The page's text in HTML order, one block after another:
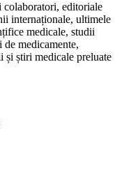
editoriale
internaționale, ultimele
medicale, studii
medicamente,
și știri medicale preluate